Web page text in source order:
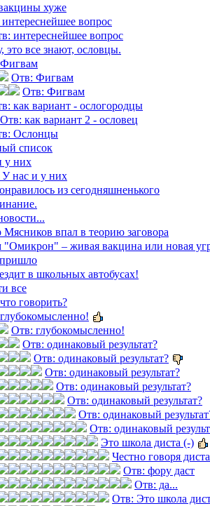
хуже
вопрос
интереснейшее вопрос
это все знают, ословцы.
Фигвам
Отв: Фигвам
Отв: Фигвам
как вариант - ослогородцы
Отв: как вариант 2 - ословец
Ослонцы
список
у них
нас и у них
из сегодняшненького
Мясников впал в теорию заговора
– живая вакцина или новая
в школьных автобусах!
все
говорить?
глубокомысленно!
Отв: глубокомысленно!
Отв: одинаковый результат?
Отв: одинаковый результат?
Отв: одинаковый результат?
Отв: одинаковый результат?
Отв: одинаковый результат?
Отв: одинаковый
Отв: одинаковый
Это школа диста (-)
Честно говоря
Отв: фору даст
Отв: да...
Отв: Это школа